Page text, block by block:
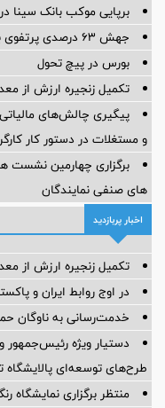
برپایی موکب بانک سینا
جهش ۶۳ درصدی پرتفوی بیمه آسیا
بورس در پیچ تحول
تکمیل زنجیره ارزش از
پیگیری چالش‌های
و مستغلات در دستور کار
برگزاری چهارمین نشست
های صنفی نمایندگان
اخبار پربازدید
تکمیل زنجیره ارزش از
در اوج روابط ایران و
خدمت‌رسانی به ناوگان
دستیار ویژه
طرح‌های توسعه‌ای پالایشگاه
منتظر برگزاری نمایشگاه